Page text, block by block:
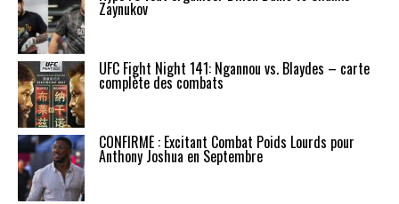
Zaynukov
UFC Fight Night 141: Ngannou vs. Blaydes – carte
complète des combats
CONFIRMÉ : Excitant Combat Poids Lourds pour
Anthony Joshua en Septembre